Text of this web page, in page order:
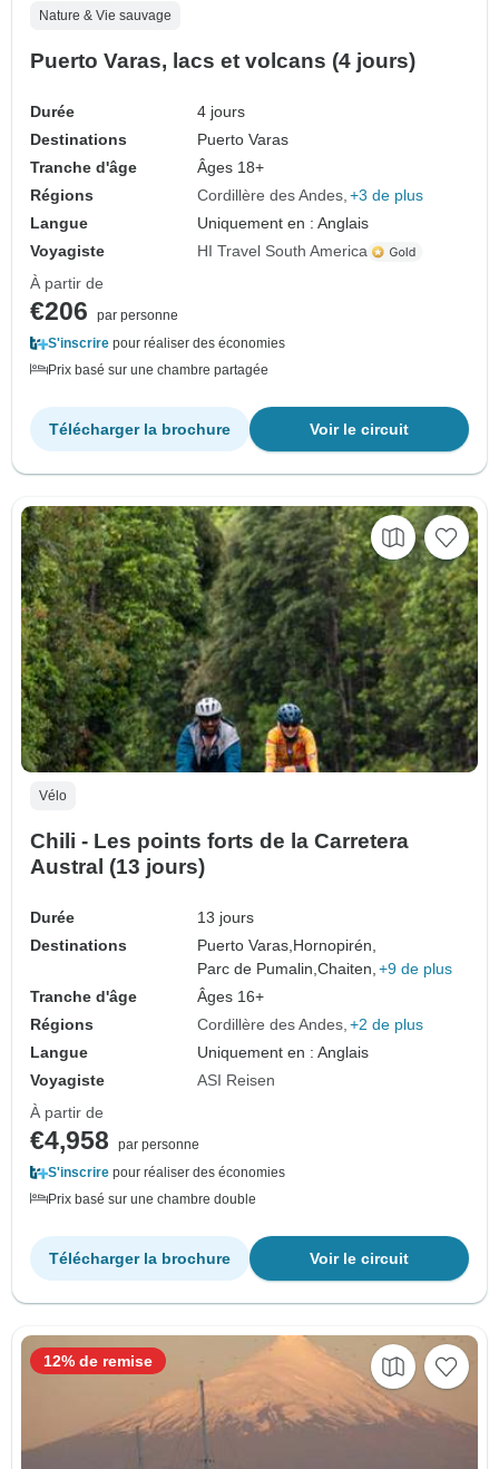
Nature & Vie sauvage
Puerto Varas, lacs et volcans (4 jours)
Durée
4 jours
Destinations
Puerto Varas
Tranche d'âge
Âges 18+
Régions
Cordillère des Andes +3 de plus
Langue
Uniquement en : Anglais
Voyagiste
HI Travel South America
À partir de
€206
par personne
S'inscrire pour réaliser des économies
Prix basé sur une chambre partagée
Voir le circuit
Télécharger la brochure
Vélo
Chili - Les points forts de la Carretera
Austral (13 jours)
Durée
13 jours
Destinations
Puerto Varas,Hornopirén,
Parc de Pumalin,Chaiten, +9 de plus
Tranche d'âge
Âges 16+
Régions
Cordillère des Andes +2 de plus
Langue
Uniquement en : Anglais
Voyagiste
ASI Reisen
À partir de
€4,958
par personne
S'inscrire pour réaliser des économies
Prix basé sur une chambre double
Voir le circuit
Télécharger la brochure
12% de remise